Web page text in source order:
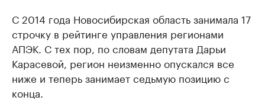
С 2014 года Новосибирская область занимала 17
строчку в рейтинге управления регионами
АПЭК. С тех пор, по словам депутата Дарьи
Карасевой, регион неизменно опускался все
ниже и теперь занимает седьмую позицию с
конца.